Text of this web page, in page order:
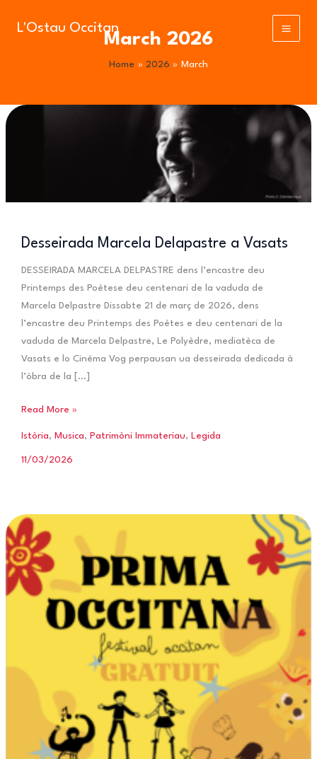
L'Ostau Occitan
March 2026
Home 2026 March
Desseirada Marcela Delapastre a Vasats
DESSEIRADA MARCELA DELPASTRE dens l’encastre deu
Printemps des Poètese deu centenari de la vaduda de
Marcela Delpastre Dissabte 21 de març de 2026, dens
l’encastre deu Printemps des Poètes e deu centenari de la
vaduda de Marcela Delpastre, Le Polyèdre, mediatèca de
Vasats e lo Cinéma Vog perpausan ua desseirada dedicada à
l’òbra de la […]
Desseirada
a
Read More »
Istòria, Musica, Patrimòni Immateriau, Legida
11/03/2026